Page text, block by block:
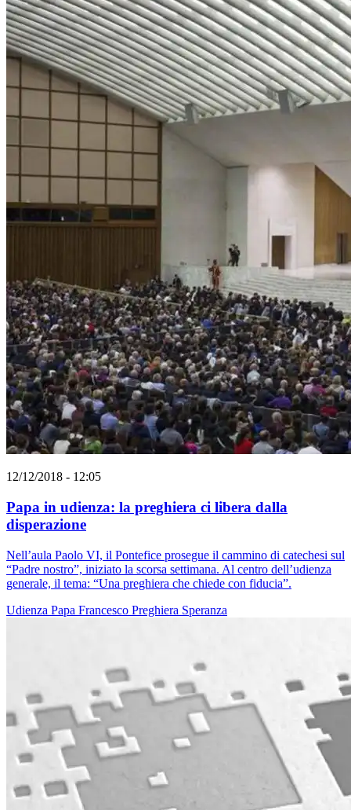
12/12/2018 - 12:05
Papa in udienza: la preghiera ci libera dalla
disperazione
Nell’aula Paolo VI, il Pontefice prosegue il cammino di catechesi sul
“Padre nostro”, iniziato la scorsa settimana. Al centro dell’udienza
generale, il tema: “Una preghiera che chiede con fiducia”.
Udienza Papa Francesco Preghiera Speranza